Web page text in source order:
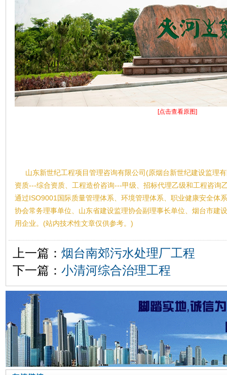
[点击查看原图]
山东新世纪工程项目管理咨询有限公司(原烟台新世纪建设监理
资质---综合资质、工程造价咨询---甲级、招标代理乙级和工程咨询
通过ISO9001国际质量管理体系、环境管理体系、职业健康安全体
协会常务理事单位、山东省建设监理协会副理事长单位、烟台市建
用企业。(站内技术性文章仅供参考。)
上一篇： 烟台南郊污水处理厂工程
下一篇： 小清河综合治理工程